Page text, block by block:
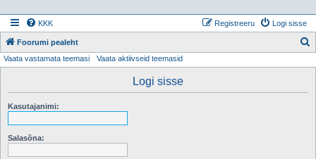
KKK Logi sisse
Registreeru
Foorumi pealeht
Vaata vastamata teemasi Vaata aktiivseid teemasid
Logi sisse
Kasutajanimi:
Salasõna: